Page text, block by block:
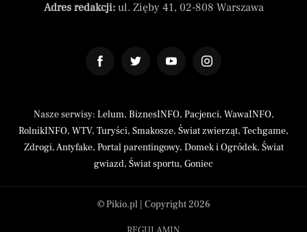
Adres redakcji:ul. Zięby 41, 02-808 Warszawa
Nasze serwisy: Lelum, BiznesINFO, Pacjenci, WawaINFO,
RolnikINFO, WTV, Turyści, Smakosze, Świat zwierząt, Techgame,
Zdrogi,Antyfake, Portal parentingowy, Domek i Ogródek, Świat
gwiazd, Świat sportu, Goniec
© Pikio.pl | Copyright 2026